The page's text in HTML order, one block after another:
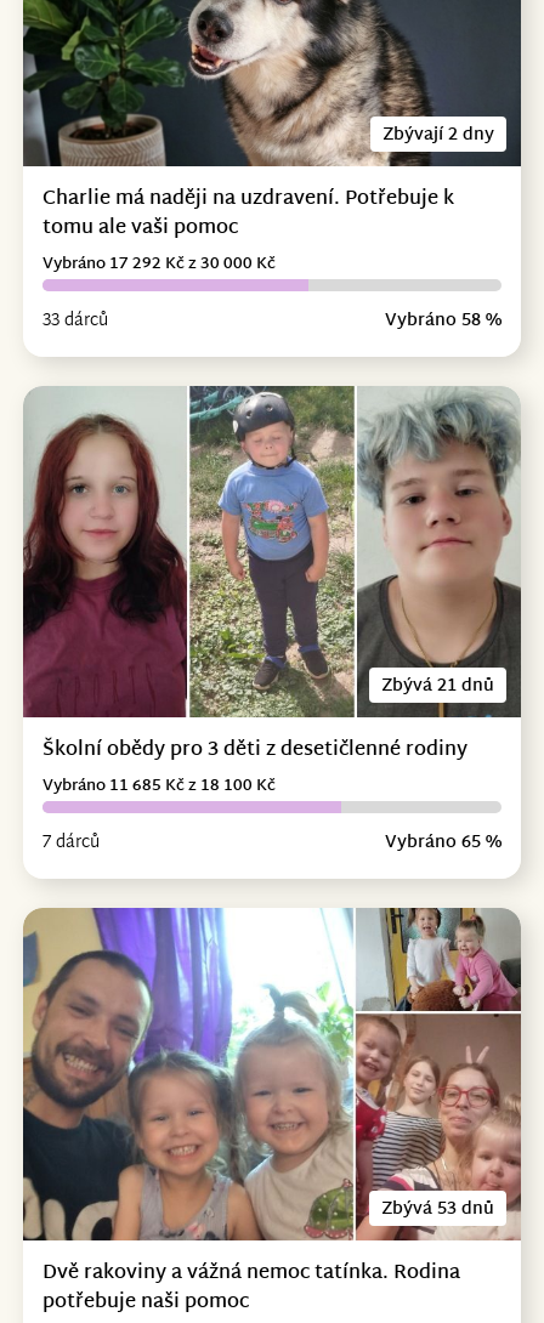
Zbývají 2 dny
Charlie má naději na uzdravení. Potřebuje k
tomu ale vaši pomoc
33 dárců Vybráno 58 %
Vybráno 17 292 Kč z 30 000 Kč
Zbývá 21 dnů
Školní obědy pro 3 děti z desetičlenné rodiny
7 dárců Vybráno 65 %
Vybráno 11 685 Kč z 18 100 Kč
Zbývá 53 dnů
Dvě rakoviny a vážná nemoc tatínka. Rodina
potřebuje naši pomoc